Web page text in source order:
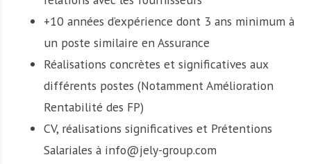
+10 années d’expérience dont 3 ans minimum à
un poste similaire en Assurance
Réalisations concrètes et significatives aux
différents postes (Notamment Amélioration
Rentabilité des FP)
CV, réalisations significatives et Prétentions
Salariales à info@jely-group.com